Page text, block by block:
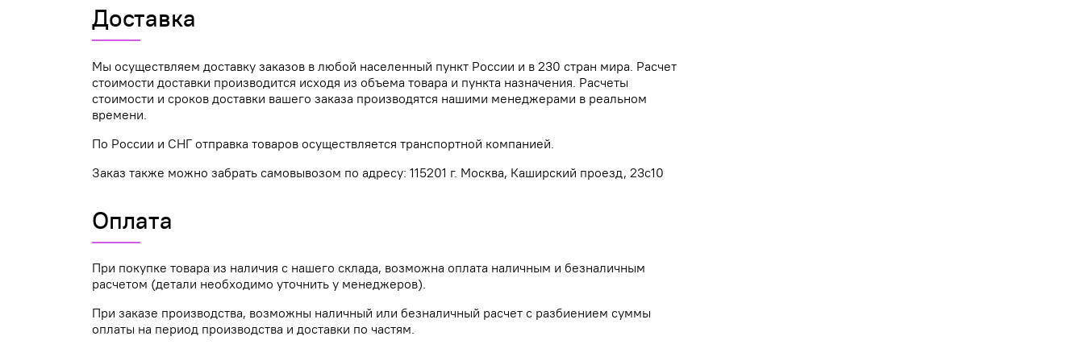
Доставка
Мы осуществляем доставку заказов в любой населенный пункт России и в 230 стран мира. Расчет
стоимости доставки производится исходя из объема товара и пункта назначения. Расчеты
стоимости и сроков доставки вашего заказа производятся нашими менеджерами в реальном
времени.
По России и СНГ отправка товаров осуществляется транспортной компанией.
Заказ также можно забрать самовывозом по адресу: 115201 г. Москва, Каширский проезд, 23с10
Оплата
При покупке товара из наличия с нашего склада, возможна оплата наличным и безналичным
расчетом (детали необходимо уточнить у менеджеров).
При заказе производства, возможны наличный или безналичный расчет с разбиением суммы
оплаты на период производства и доставки по частям.